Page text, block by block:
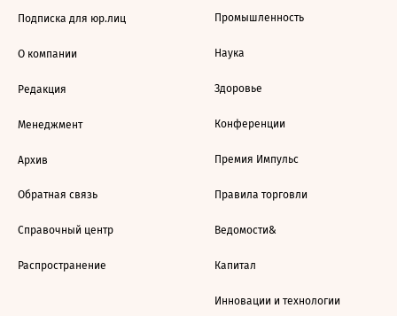
Подписка для юр.лиц
О компании
Редакция
Менеджмент
Архив
Обратная связь
Справочный центр
Распространение
Промышленность
Наука
Здоровье
Конференции
Премия Импульс
Правила торговли
Ведомости&
Капитал
Инновации и технологии